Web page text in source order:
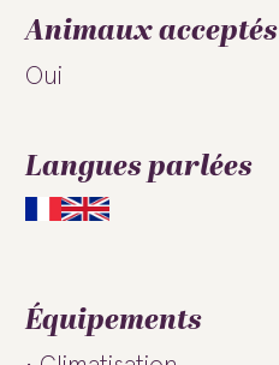
Animaux acceptés
Oui
Langues parlées
Équipements